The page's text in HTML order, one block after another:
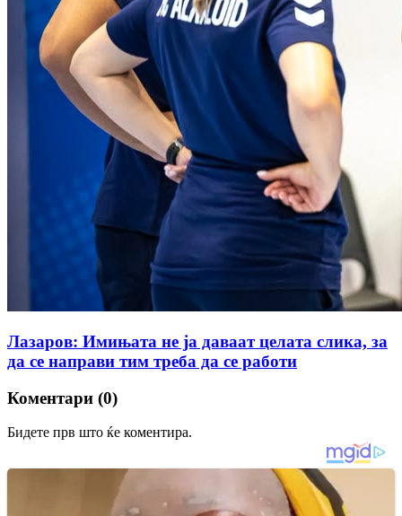
Лазаров: Имињата не ја даваат целата слика, за
да се направи тим треба да се работи
Коментари (0)
Бидете прв што ќе коментира.